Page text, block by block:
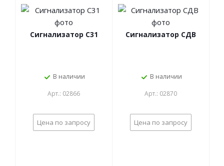
Сигнализатор С31
В наличии
Арт.: 02866
Цена по запросу
Сигнализатор СДВ
В наличии
Арт.: 02870
Цена по запросу